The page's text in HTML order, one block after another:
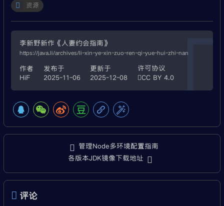
资源
李新野新作《人妻约会指南》
https://java.li/archives/li-xin-ye-xin-zuo-ren-qi-yue-hui-zhi-nan
作者
HiF
发布于
2025-11-06
更新于
2025-12-08
许可协议
CC BY 4.0
管理Node多环境配置指南
各版本JDK镜像下载地址
评论